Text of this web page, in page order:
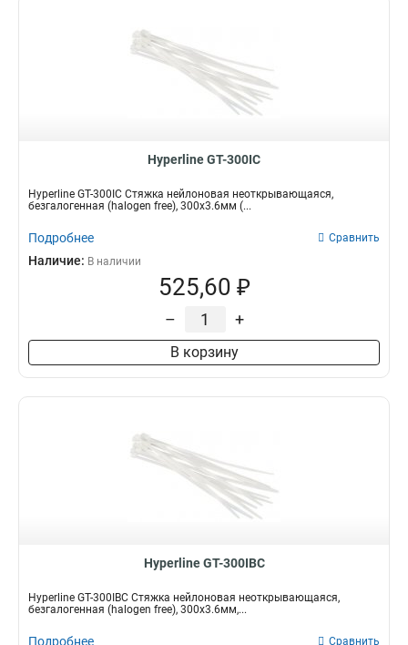
Hyperline GT-300IC
Hyperline GT-300IC Стяжка нейлоновая неоткрывающаяся,
безгалогенная (halogen free), 300x3.6мм (...
Подробнее Сравнить
Наличие: В наличии
525,60 ₽
– +
В корзину
Hyperline GT-300IBC
Hyperline GT-300IBC Стяжка нейлоновая неоткрывающаяся,
безгалогенная (halogen free), 300x3.6мм,...
Подробнее Сравнить